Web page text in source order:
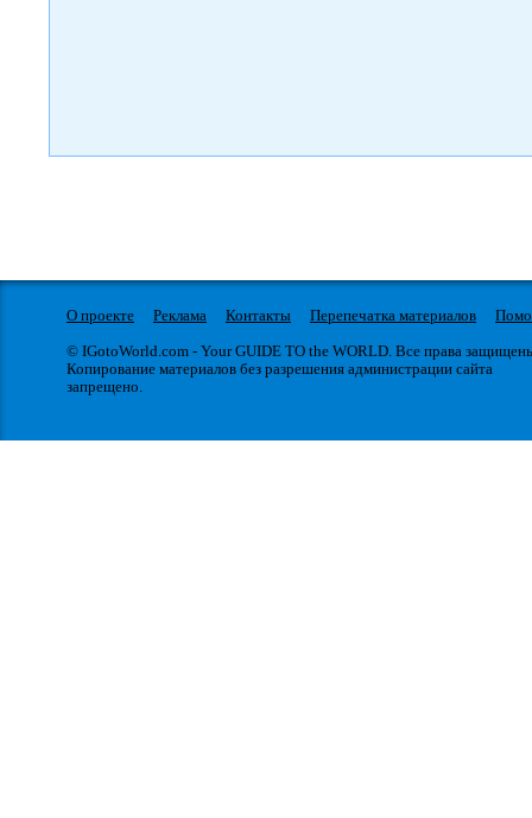
О проекте Реклама Контакты Перепечатка материалов
© IGotoWorld.com - Your GUIDE TO the WORLD. Все права
Копирование материалов без разрешения администрации сайта
запрещено.